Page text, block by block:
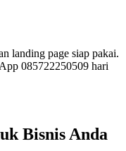
landing page siap pakai.
085722250509 hari
Bisnis Anda